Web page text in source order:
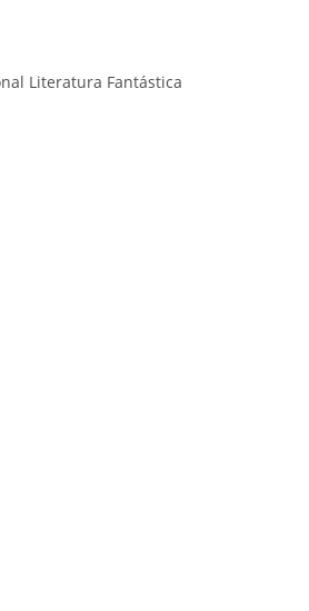
Literatura Fantástica